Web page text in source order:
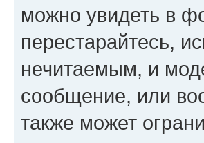
можно увидеть в
перестарайтесь,
нечитаемым, и
сообщение, или
также может